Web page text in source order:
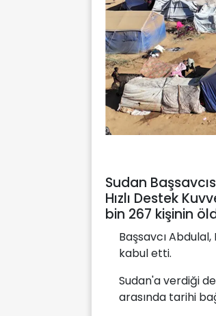
Sudan
Hızlı Destek
bin 267 kişinin
Başsavcı
kabul etti.
Sudan'a verdiği
arasında tarihi